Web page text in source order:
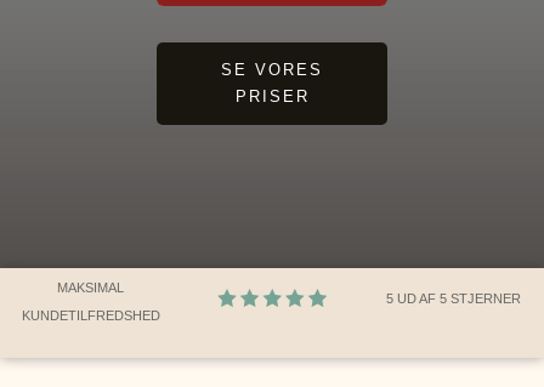
SE VORES
PRISER
MAKSIMAL
KUNDETILFREDSHED
5 UD AF 5 STJERNER